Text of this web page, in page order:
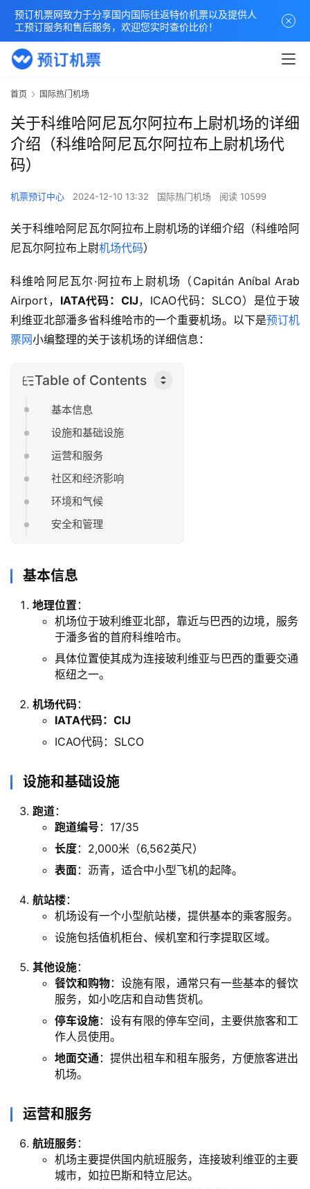
首页 国际热门机场
关于科维哈阿尼瓦尔阿拉布上尉机场的详细
介绍（科维哈阿尼瓦尔阿拉布上尉机场代
码）
机票预订中心 2024-12-10 13:32 国际热门机场 阅读 10599
关于科维哈阿尼瓦尔阿拉布上尉机场的详细介绍（科维哈阿
尼瓦尔阿拉布上尉机场代码）
科维哈阿尼瓦尔·阿拉布上尉机场（Capitán Aníbal Arab
Airport， IATA代码：CIJ，ICAO代码：SLCO）是位于玻
利维亚北部潘多省科维哈市的一个重要机场。以下是预订机
票网小编整理的关于该机场的详细信息：
Table of Contents
基本信息
设施和基础设施
运营和服务
社区和经济影响
环境和气候
安全和管理
基本信息
地理位置 ：
机场位于玻利维亚北部，靠近与巴西的边境，服务
于潘多省的首府科维哈市。
具体位置使其成为连接玻利维亚与巴西的重要交通
枢纽之一。
机场代码：
IATA代码：CIJ
ICAO代码：SLCO
设施和基础设施
跑道：
跑道编号 ：17/35
长度：2,000米（6,562英尺）
表面：沥青，适合中小型飞机的起降。
航站楼：
机场设有一个小型航站楼，提供基本的乘客服务。
设施包括值机柜台、候机室和行李提取区域。
其他设施：
餐饮和购物：设施有限，通常只有一些基本的餐饮
服务，如小吃店和自动售货机。
停车设施：设有有限的停车空间，主要供旅客和工
作人员使用。
地面交通：提供出租车和租车服务，方便旅客进出
机场。
运营和服务
航班服务：
机场主要提供国内航班服务，连接玻利维亚的主要
城市，如拉巴斯和特立尼达。
预订机票网致力于分享国内国际往返特价机票以及提供人
工预订服务和售后服务，欢迎您实时查价比价！